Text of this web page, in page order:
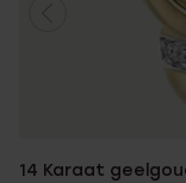
14 Karaat